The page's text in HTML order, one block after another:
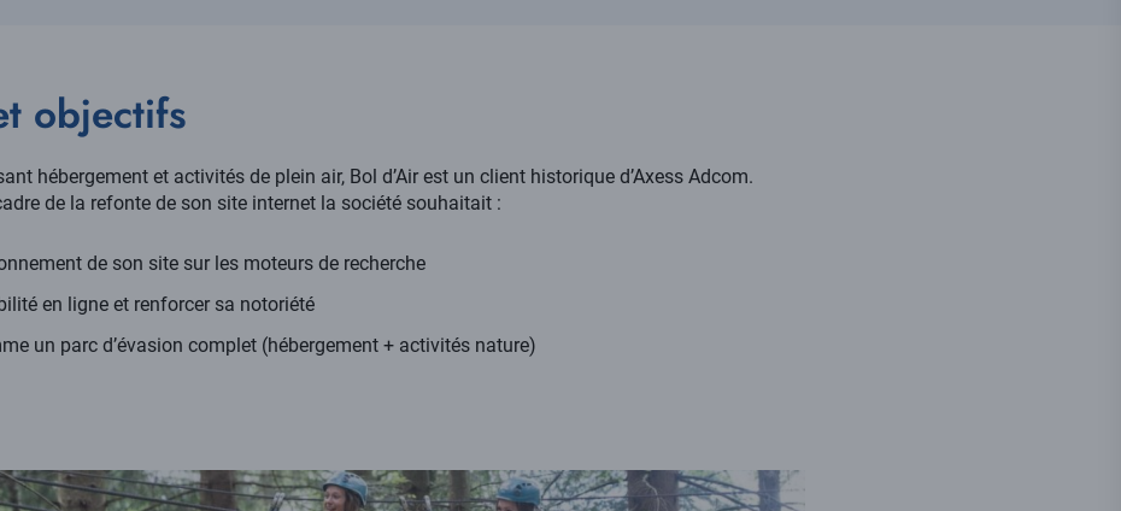
objectifs
hébergement et activités de plein air, Bol d’Air est un client historique d’Axess Adcom.
de la refonte de son site internet la société souhaitait :
de son site sur les moteurs de recherche
en ligne et renforcer sa notoriété
un parc d’évasion complet (hébergement + activités nature)